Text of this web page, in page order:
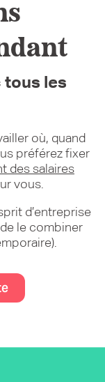
tous les
où, quand
préférez fixer
des salaires
vous.
d’entreprise
le combiner